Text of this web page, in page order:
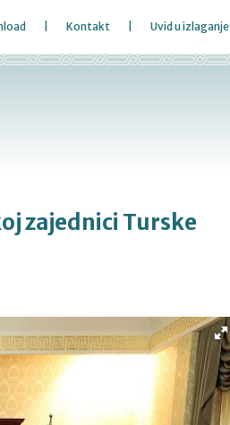
Kontakt Uvid u izlaganje
zajednici Turske